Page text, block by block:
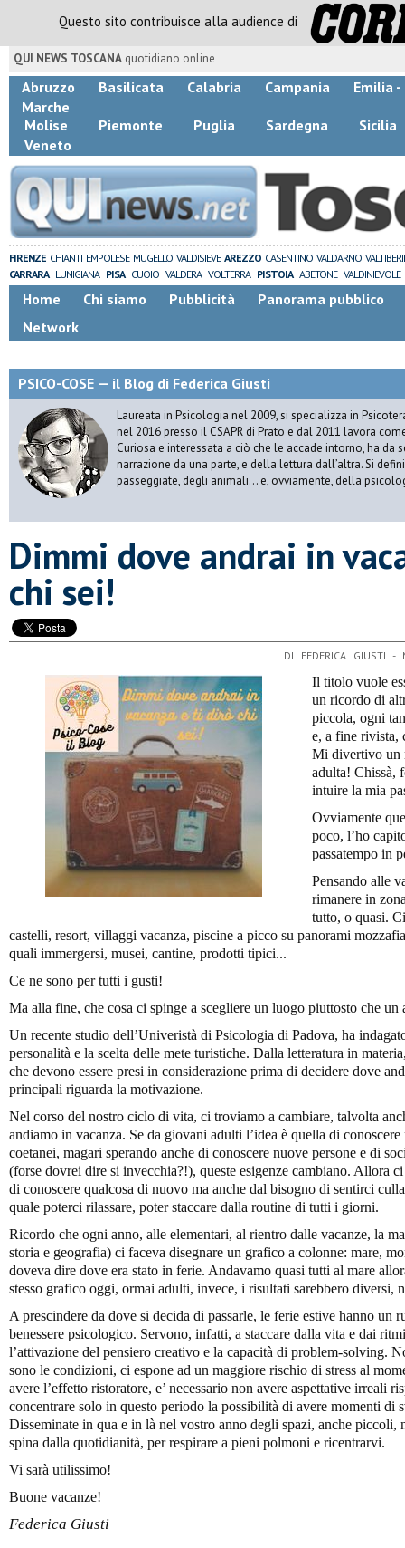
Questo sito contribuisce alla audience di
QUI NEWS TOSCANA quotidiano online
Abruzzo Basilicata Calabria Campania
Emilia -
Marche
Molise
Piemonte Puglia Sardegna
Sicilia
Veneto
FIRENZE CHIANTI EMPOLESE MUGELLO VALDISIEVE AREZZO CASENTINO VALDARNO
CARRARA LUNIGIANA PISA CUOIO VALDERA VOLTERRA PISTOIA ABETONE VALDINIEVOLE
Home Chi siamo Pubblicità
Panorama pubblico
Network
PSICO-COSE — il Blog di Federica Giusti
Laureata in Psicologia nel 2009, si specializza in
nel 2016 presso il CSAPR di Prato e dal 2011 lavora
Curiosa e interessata a ciò che le accade intorno, ha da
narrazione da una parte, e della lettura dall’altra. Si
passeggiate, degli animali… e, ovviamente, della
Dimmi dove andrai in
chi sei!
DI FEDERICA GIUSTI -
Il titolo vuole
un ricordo di
piccola, ogni
e, a fine rivista,
Mi divertivo un
adulta! Chissà,
intuire la mia
Ovviamente
poco, l’ho
passatempo in
Pensando alle
rimanere in
tutto, o quasi.
castelli, resort, villaggi vacanza, piscine a picco su panorami
quali immergersi, musei, cantine, prodotti tipici...
Ce ne sono per tutti i gusti!
Ma alla fine, che cosa ci spinge a scegliere un luogo piuttosto che un
Un recente studio dell’Univeristà di Psicologia di Padova, ha
personalità e la scelta delle mete turistiche. Dalla letteratura in
che devono essere presi in considerazione prima di decidere dove
principali riguarda la motivazione.
Nel corso del nostro ciclo di vita, ci troviamo a cambiare, talvolta
andiamo in vacanza. Se da giovani adulti l’idea è quella di
coetanei, magari sperando anche di conoscere nuove persone e di
(forse dovrei dire si invecchia?!), queste esigenze cambiano. Allora
di conoscere qualcosa di nuovo ma anche dal bisogno di sentirci
quale poterci rilassare, poter staccare dalla routine di tutti i giorni.
Ricordo che ogni anno, alle elementari, al rientro dalle vacanze, la
storia e geografia) ci faceva disegnare un grafico a colonne: mare,
doveva dire dove era stato in ferie. Andavamo quasi tutti al mare
stesso grafico oggi, ormai adulti, invece, i risultati sarebbero diversi,
A prescindere da dove si decida di passarle, le ferie estive hanno un
benessere psicologico. Servono, infatti, a staccare dalla vita e dai
l’attivazione del pensiero creativo e la capacità di problem-solving.
sono le condizioni, ci espone ad un maggiore rischio di stress al
avere l’effetto ristoratore, e’ necessario non avere aspettative irreali
concentrare solo in questo periodo la possibilità di avere momenti di
Disseminate in qua e in là nel vostro anno degli spazi, anche piccoli,
spina dalla quotidianità, per respirare a pieni polmoni e ricentrarvi.
Vi sarà utilissimo!
Buone vacanze!
Federica Giusti